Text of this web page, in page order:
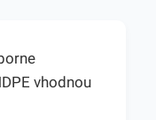
vhodnou